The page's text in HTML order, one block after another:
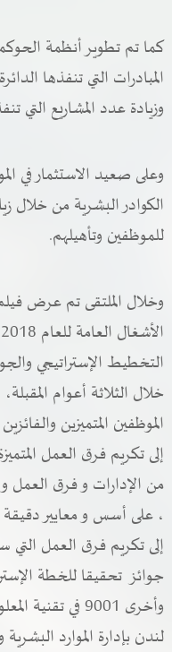
كما تم تطوير أنظمة
المبادرات التي تنفذها
وزيادة عدد المشاريع التي
وعلى صعيد الاستثمار في
الكوادر البشرية من خلال
للموظفين وتأهيلهم.
وخلال الملتقى تم عرض
التخطيط الإستراتيجي
خلال الثلاثة أعوام
الموظفين المتميزين
إلى تكريم فرق العمل
من الإدارات و فرق العمل
، على أسس و معايير
إلى تكريم فرق العمل
وأخرى 9001 في
لندن بإدارة الموارد